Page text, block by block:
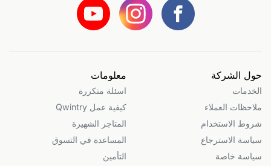
حول الشركة
الخدمات
ملاحظات العملاء
شروط الاستخدام
سياسة الاسترجاع
سياسة خاصة
معلومات
اسئلة متكررة
كيفية عمل Qwintry
المتاجر الشهيرة
المساعدة في التسوق
التأمين